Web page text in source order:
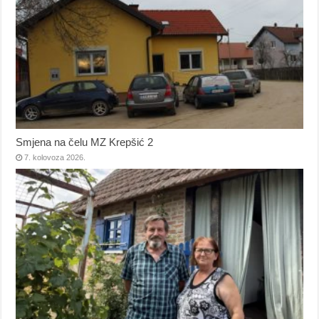
Smjena na čelu MZ Krepšić 2
7. kolovoza 2026.